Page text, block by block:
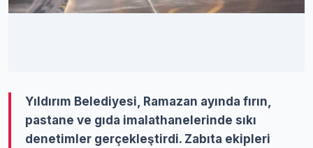
Yıldırım Belediyesi, Ramazan ayında fırın,
pastane ve gıda imalathanelerinde sıkı
denetimler gerçekleştirdi. Zabıta ekipleri